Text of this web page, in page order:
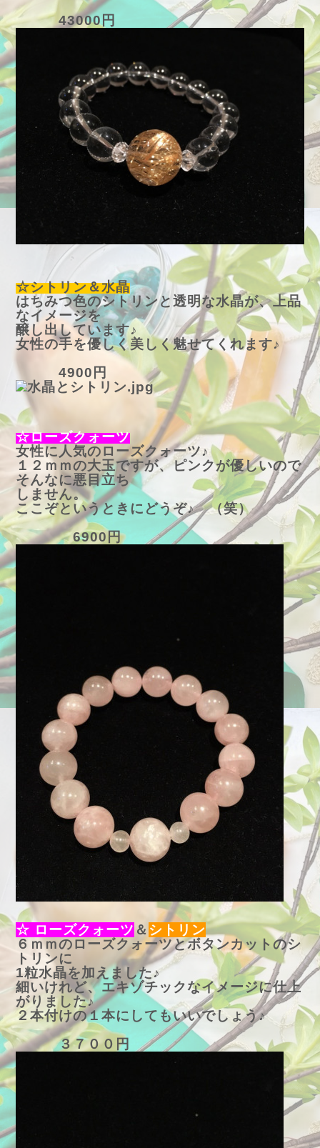
43000円
☆シトリン＆水晶
はちみつ色のシトリンと透明な水晶が、上品
なイメージを
醸し出しています♪
女性の手を優しく美しく魅せてくれます♪
4900円
☆ローズクォーツ
女性に人気のローズクォーツ♪
１２ｍｍの大玉ですが、ピンクが優しいので
そんなに悪目立ち
しません。
ここぞというときにどうぞ♪ （笑）
6900円
☆ ローズクォーツ ＆ シトリン
６ｍｍのローズクォーツとボタンカットのシ
トリンに
1粒水晶を加えました♪
細いけれど、エキゾチックなイメージに仕上
がりました♪
２本付けの１本にしてもいいでしょう♪
３７００円